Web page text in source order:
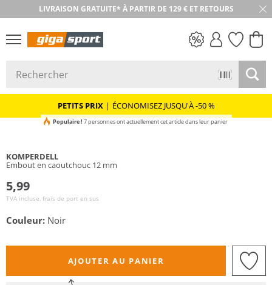
LIVRAISON GRATUITE* À PARTIR DE 129 € ET RETOURS
PETITS PRIX | ÉCONOMISEZ JUSQU'À -50 %
Populaire ! 7 personnes ont actuellement cet article dans leur panier
KOMPERDELL
Embout en caoutchouc 12 mm
5,99
TVA incluse, frais de port en sus
Couleur: Noir
AJOUTER AU PANIER